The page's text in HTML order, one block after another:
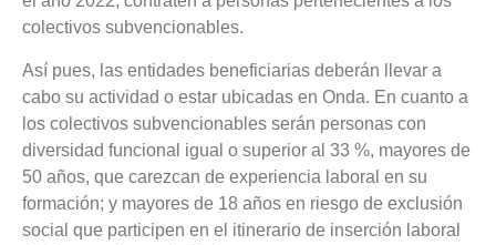
colectivos subvencionables.
Así pues, las entidades beneficiarias deberán llevar a
cabo su actividad o estar ubicadas en Onda. En cuanto a
los colectivos subvencionables serán personas con
diversidad funcional igual o superior al 33 %, mayores de
50 años, que carezcan de experiencia laboral en su
formación; y mayores de 18 años en riesgo de exclusión
social que participen en el itinerario de inserción laboral